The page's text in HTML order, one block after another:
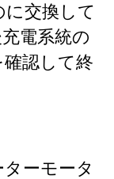
交換して
電系統の
認して終
ーモータ